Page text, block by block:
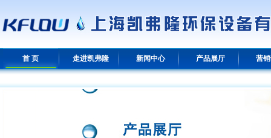
首 页 走进凯弗隆 新闻中心 产品展厅 营